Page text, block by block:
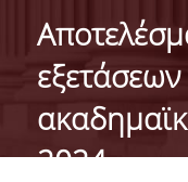
2024.